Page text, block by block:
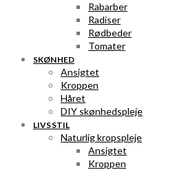
Rabarber
Radiser
Rødbeder
Tomater
SKØNHED
Ansigtet
Kroppen
Håret
DIY skønhedspleje
LIVSSTIL
Naturlig kropspleje
Ansigtet
Kroppen